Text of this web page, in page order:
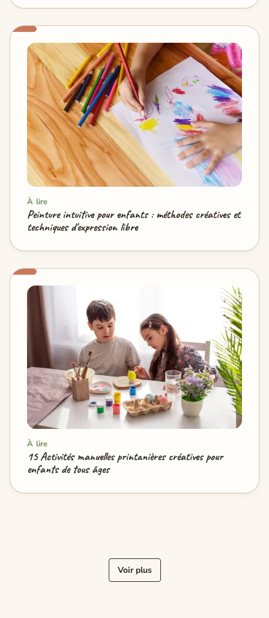
À lire
Peinture intuitive pour enfants : méthodes créatives et
techniques d'expression libre
À lire
15 Activités manuelles printanières créatives pour
enfants de tous âges
Voir plus
« Précédent